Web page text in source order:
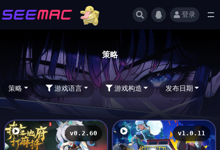
登录
策略
策略 游戏语言 游戏构造 发布日期
v0.2.60 v1.0.11